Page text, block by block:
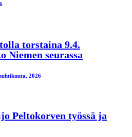
torstaina 9.4.
seurassa
2026
Peltokorven työssä ja